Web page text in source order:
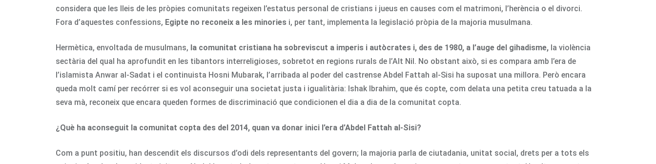
considera que les lleis de les pròpies comunitats regeixen l’estatus personal de cristians i jueus en causes com el matrimoni, l’herència o el divorci.
Fora d’aquestes confessions, Egipte no reconeix a les minories i, per tant, implementa la legislació pròpia de la majoria musulmana.
Hermètica, envoltada de musulmans, la comunitat cristiana ha sobreviscut a imperis i autòcrates i, des de 1980, a l’auge del gihadisme, la violència
sectària del qual ha aprofundit en les tibantors interreligioses, sobretot en regions rurals de l’Alt Nil. No obstant això, si es compara amb l’era de
l’islamista Anwar al-Sadat i el continuista Hosni Mubarak, l’arribada al poder del castrense Abdel Fattah al-Sisi ha suposat una millora. Però encara
queda molt camí per recórrer si es vol aconseguir una societat justa i igualitària: Ishak Ibrahim, que és copte, com delata una petita creu tatuada a la
seva mà, reconeix que encara queden formes de discriminació que condicionen el dia a dia de la comunitat copta.
¿Què ha aconseguit la comunitat copta des del 2014, quan va donar inici l’era d’Abdel Fattah al-Sisi?
Com a punt positiu, han descendit els discursos d’odi dels representants del govern; la majoria parla de ciutadania, unitat social, drets per a tots els